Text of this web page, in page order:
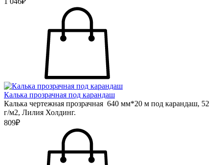
Калька прозрачная под карандаш
Калька чертежная прозрачная 640 мм*20 м под карандаш, 52
г/м2, Лилия Холдинг.
809₽